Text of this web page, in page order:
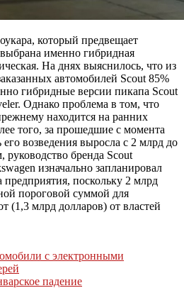
который предвещает
именно гибридная
На днях выяснилось, что из
автомобилей Scout 85%
гибридные версии пикапа Scout
Однако проблема в том, что
находитcя на ранних
того, за прошедшие с момента
его возведения выросла с 2 млрд до
бренда Scout
изначально запланировал
предприятия, поскольку 2 млрд
пороговой суммой для
(1,3 млрд долларов) от властей
с электронными
падение